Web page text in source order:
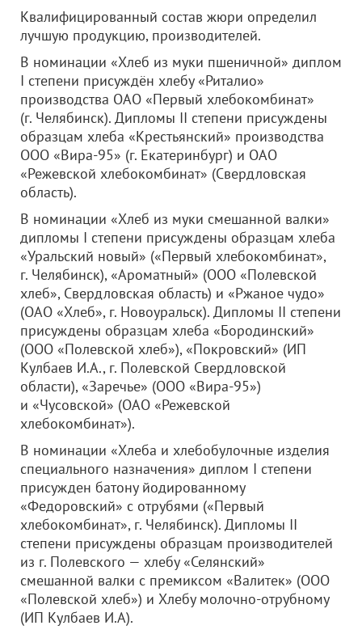
Квалифицированный состав жюри определил
лучшую продукцию, производителей.
В номинации «Хлеб из муки пшеничной» диплом
I степени присуждён хлебу «Риталио»
производства ОАО «Первый хлебокомбинат»
(г. Челябинск). Дипломы II степени присуждены
образцам хлеба «Крестьянский» производства
ООО «Вира-95» (г. Екатеринбург) и ОАО
«Режевской хлебокомбинат» (Свердловская
область).
В номинации «Хлеб из муки смешанной валки»
дипломы I степени присуждены образцам хлеба
«Уральский новый» («Первый хлебокомбинат»,
г. Челябинск), «Ароматный» (ООО «Полевской
хлеб», Свердловская область) и «Ржаное чудо»
(ОАО «Хлеб», г. Новоуральск). Дипломы II степени
присуждены образцам хлеба «Бородинский»
(ООО «Полевской хлеб»), «Покровский» (ИП
Кулбаев И.А., г. Полевской Свердловской
области), «Заречье» (ООО «Вира-95»)
и «Чусовской» (ОАО «Режевской
хлебокомбинат»).
В номинации «Хлеба и хлебобулочные изделия
специального назначения» диплом I степени
присужден батону йодированному
«Федоровский» с отрубями («Первый
хлебокомбинат», г. Челябинск). Дипломы II
степени присуждены образцам производителей
из г. Полевского — хлебу «Селянский»
смешанной валки с премиксом «Валитек» (ООО
«Полевской хлеб») и Хлебу молочно-отрубному
(ИП Кулбаев И.А).